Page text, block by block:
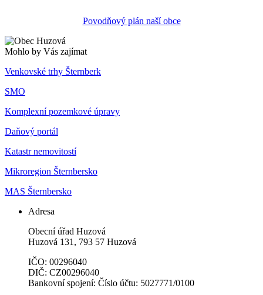
Povodňový plán naší obce
Mohlo by Vás zajímat
Venkovské trhy Šternberk
SMO
Komplexní pozemkové úpravy
Daňový portál
Katastr nemovitostí
Mikroregion Šternbersko
MAS Šternbersko
Adresa
Obecní úřad Huzová
Huzová 131, 793 57 Huzová
IČO: 00296040
DIČ: CZ00296040
Bankovní spojení: Číslo účtu: 5027771/0100